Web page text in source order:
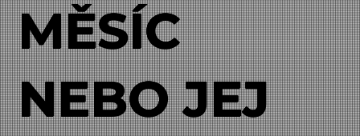
MĚSÍC
NEBO JEJ